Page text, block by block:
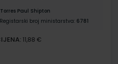
Paul Shipton
Registarski broj ministarstva: 6781
11,88 €